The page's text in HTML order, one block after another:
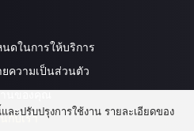
ดในการให้บริการ
ความเป็นส่วนตัว
านของคุณ
กับเรา
ละปรับปรุงการใช้งาน รายละเอียดของ